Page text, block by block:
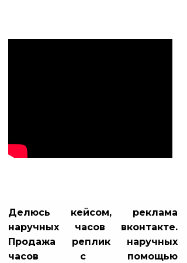
Делюсь кейсом, реклама
наручных часов вконтакте.
Продажа реплик наручных
часов с помощью